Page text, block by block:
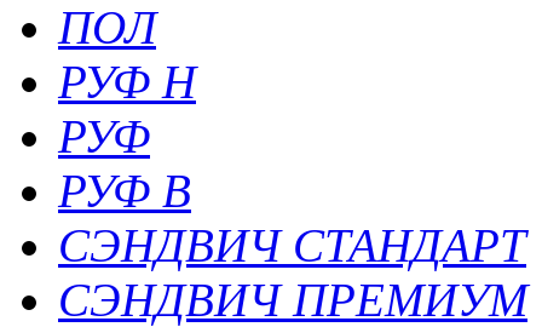
ПОЛ
РУФ Н
РУФ
РУФ В
СЭНДВИЧ СТАНДАРТ
СЭНДВИЧ ПРЕМИУМ